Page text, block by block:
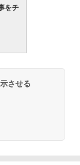
をチ
させる